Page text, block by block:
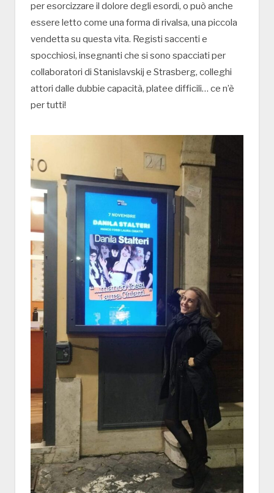
per esorcizzare il dolore degli esordi, o può anche
essere letto come una forma di rivalsa, una piccola
vendetta su questa vita. Registi saccenti e
spocchiosi, insegnanti che si sono spacciati per
collaboratori di Stanislavskij e Strasberg, colleghi
attori dalle dubbie capacità, platee difficili… ce n’è
per tutti!